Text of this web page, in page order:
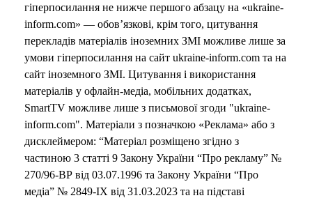
гіперпосилання не нижче першого абзацу на «ukraine-
inform.com» — обов’язкові, крім того, цитування
перекладів матеріалів іноземних ЗМІ можливе лише за
умови гіперпосилання на сайт ukraine-inform.com та на
сайт іноземного ЗМІ. Цитування і використання
матеріалів у офлайн-медіа, мобільних додатках,
SmartTV можливе лише з письмової згоди "ukraine-
inform.com". Матеріали з позначкою «Реклама» або з
дисклеймером: “Матеріал розміщено згідно з
частиною 3 статті 9 Закону України “Про рекламу” №
270/96-ВР від 03.07.1996 та Закону України “Про
медіа” № 2849-IX від 31.03.2023 та на підставі